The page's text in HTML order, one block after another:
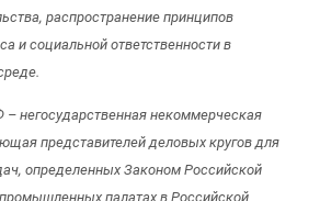
распространение принципов
и социальной ответственности в
негосударственная некоммерческая
представителей деловых кругов для
определенных Законом Российской
палатах в Российской